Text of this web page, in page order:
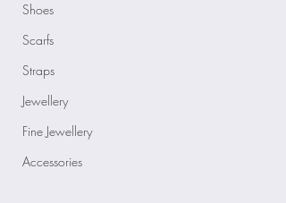
Shoes
Scarfs
Straps
Jewellery
Fine Jewellery
Accessories